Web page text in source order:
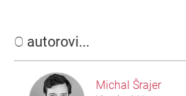
O autorovi...
Michal Šrajer